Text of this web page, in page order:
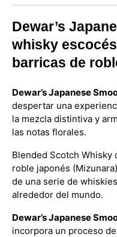
Dewar’s
whisky
barricas de
Dewar’s Japanese
despertar una
la mezcla distintiva y
las notas florales.
Blended Scotch Whisky
roble japonés
de una serie de
alrededor del mundo.
Dewar’s Japanese
incorpora un proceso